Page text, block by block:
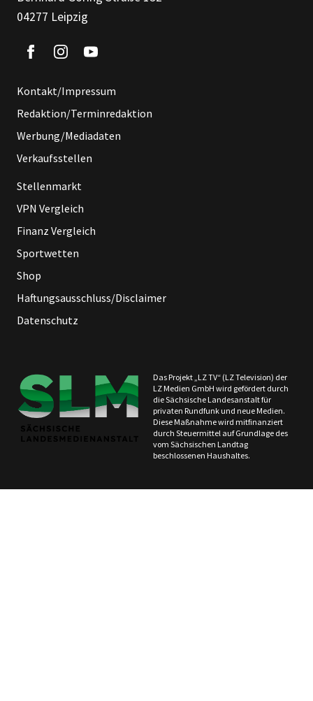
04277 Leipzig
Kontakt/Impressum
Redaktion/Terminredaktion
Werbung/Mediadaten
Verkaufsstellen
Stellenmarkt
VPN Vergleich
Finanz Vergleich
Sportwetten
Shop
Haftungsausschluss/Disclaimer
Datenschutz
Das Projekt „LZ TV“ (LZ Television) der
LZ Medien GmbH wird gefördert durch
die Sächsische Landesanstalt für
privaten Rundfunk und neue Medien.
Diese Maßnahme wird mitfinanziert
durch Steuermittel auf Grundlage des
vom Sächsischen Landtag
beschlossenen Haushaltes.